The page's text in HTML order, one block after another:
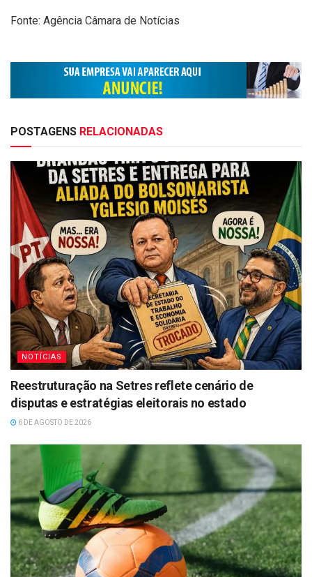
Fonte: Agência Câmara de Notícias
POSTAGENS RELACIONADAS
NOTÍCIAS
Reestruturação na Setres reflete cenário de
disputas e estratégias eleitorais no estado
6 DE AGOSTO DE 2026